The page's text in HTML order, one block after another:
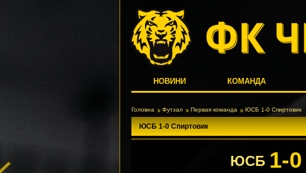
НОВИНИ КОМАНДА
Головна Футзал Первая команда ЮСБ 1-0 Спиртовик
ЮСБ 1-0 Спиртовик
ЮСБ 1-0